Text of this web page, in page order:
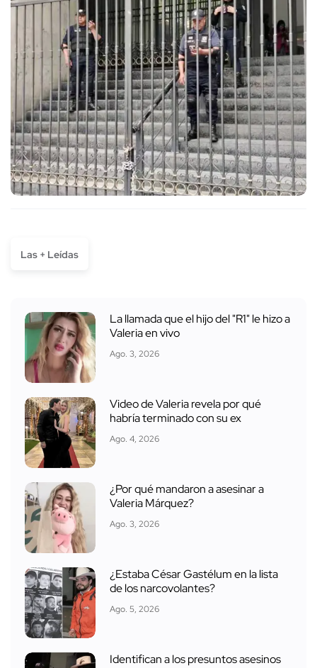
Las + Leídas
La llamada que el hijo del "R1" le hizo a
Valeria en vivo
Ago. 3, 2026
Video de Valeria revela por qué
habría terminado con su ex
Ago. 4, 2026
¿Por qué mandaron a asesinar a
Valeria Márquez?
Ago. 3, 2026
¿Estaba César Gastélum en la lista
de los narcovolantes?
Ago. 5, 2026
Identifican a los presuntos asesinos